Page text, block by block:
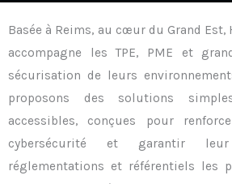
Basée à Reims, au cœur du Grand Est,
accompagne les TPE, PME et
sécurisation de leurs
proposons des solutions
accessibles, conçues pour
cybersécurité et garantir
réglementations et référentiels les